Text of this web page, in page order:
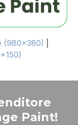
(980x380)
Paint!